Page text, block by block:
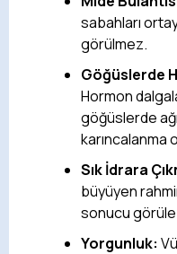
sabahları
görülmez.
Göğüslerde
Hormon
göğüslerde
karıncalanma
Sık İdrara
büyüyen
sonucu
Yorgunluk: